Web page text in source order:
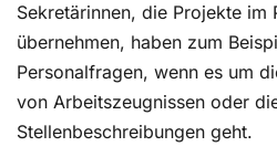
Sekretärinnen, die Projekte im
übernehmen, haben zum
Personalfragen, wenn es um
von Arbeitszeugnissen oder
Stellenbeschreibungen geht.